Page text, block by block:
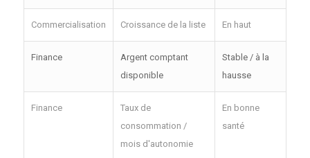
Commercialisation Croissance de la liste En haut
Finance
Argent comptant
disponible
Stable / à la
hausse
Finance
Taux de
consommation /
mois d'autonomie
En bonne
santé